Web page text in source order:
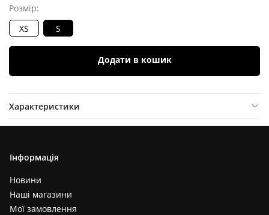
Розмір:
XS
S
Додати в кошик
Характеристики
Відгуки (0)
Інформація
Новини
Наші магазини
Мої замовлення